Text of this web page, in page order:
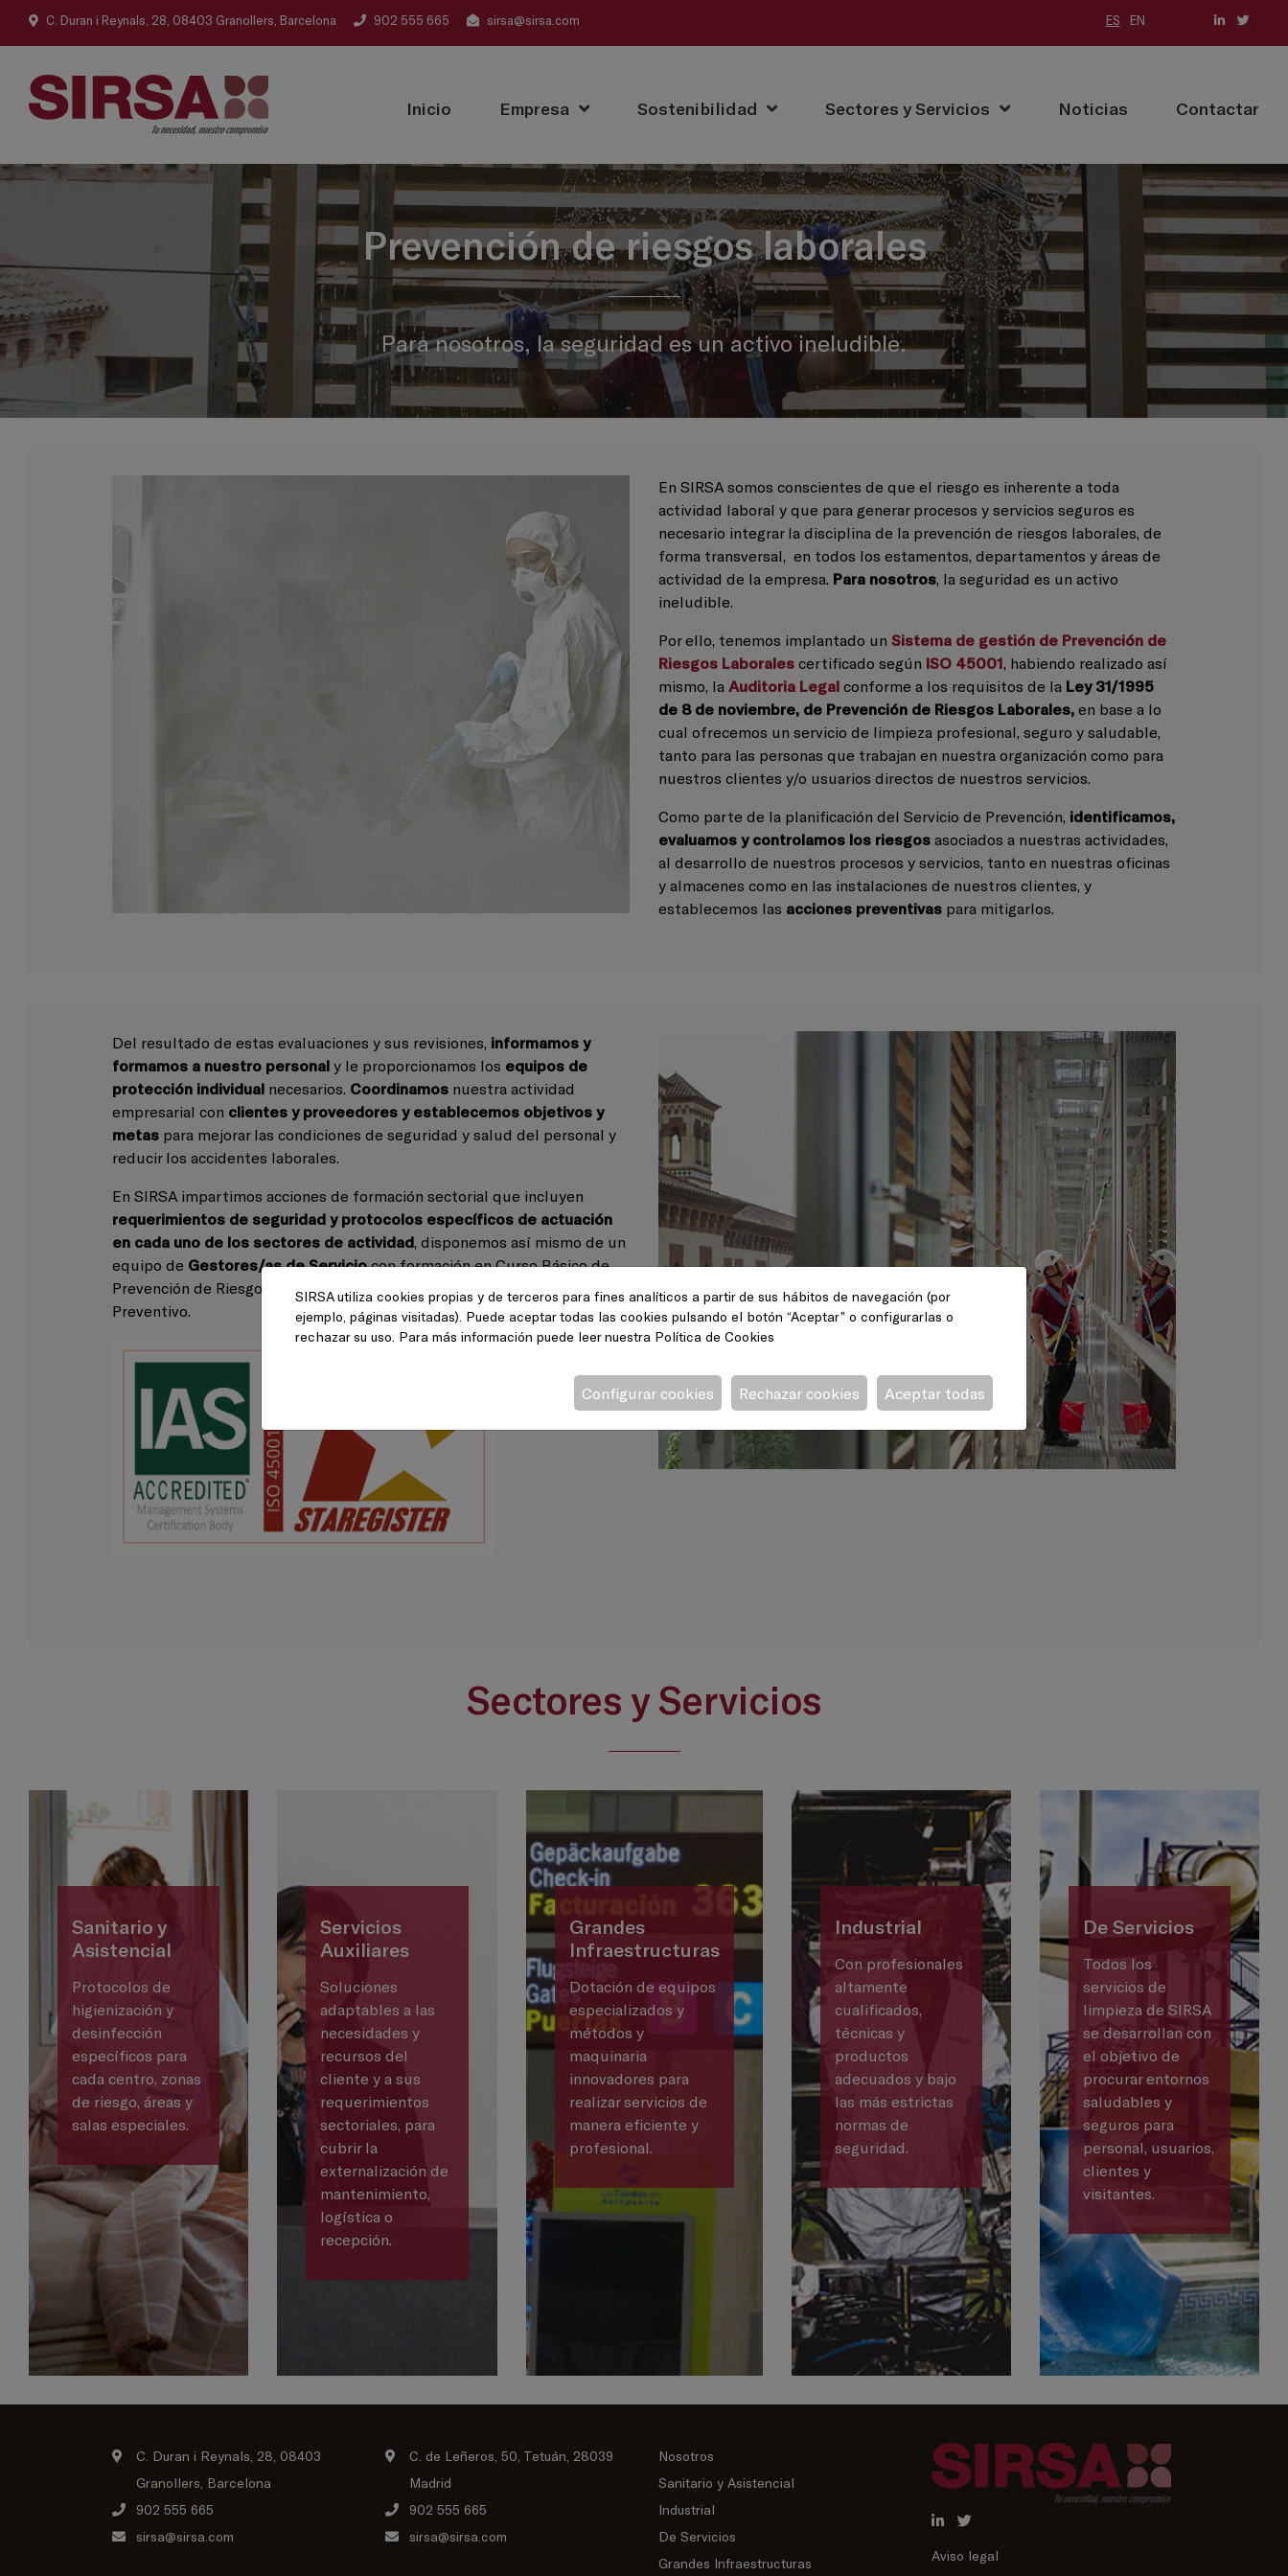
C. Duran i Reynals, 28, 08403 Granollers, Barcelona 902 555 665 sirsa@sirsa.com ES EN
Inicio Empresa Sostenibilidad Sectores y Servicios Noticias Contactar
Prevención de riesgos laborales
Para nosotros, la seguridad es un activo ineludible.
En SIRSA somos conscientes de que el riesgo es inherente a toda
actividad laboral y que para generar procesos y servicios seguros es
necesario integrar la disciplina de la prevención de riesgos laborales, de
forma transversal, en todos los estamentos, departamentos y áreas de
actividad de la empresa. Para nosotros, la seguridad es un activo
ineludible.
Por ello, tenemos implantado un Sistema de gestión de Prevención de
Riesgos Laborales certificado según ISO 45001, habiendo realizado así
mismo, la Auditoria Legal conforme a los requisitos de la Ley 31/1995
de 8 de noviembre, de Prevención de Riesgos Laborales, en base a lo
cual ofrecemos un servicio de limpieza profesional, seguro y saludable,
tanto para las personas que trabajan en nuestra organización como para
nuestros clientes y/o usuarios directos de nuestros servicios.
Como parte de la planificación del Servicio de Prevención, identificamos,
evaluamos y controlamos los riesgos asociados a nuestras actividades,
al desarrollo de nuestros procesos y servicios, tanto en nuestras oficinas
y almacenes como en las instalaciones de nuestros clientes, y
establecemos las acciones preventivas para mitigarlos.
Del resultado de estas evaluaciones y sus revisiones, informamos y
formamos a nuestro personal y le proporcionamos los equipos de
protección individual necesarios. Coordinamos nuestra actividad
empresarial con clientes y proveedores y establecemos objetivos y
metas para mejorar las condiciones de seguridad y salud del personal y
reducir los accidentes laborales.
En SIRSA impartimos acciones de formación sectorial que incluyen
requerimientos de seguridad y protocolos específicos de actuación
en cada uno de los sectores de actividad, disponemos así mismo de un
equipo de Gestores/as de Serviciocon formación en Curso Básico de
Prevención de Riesgos Laborales para poder ejercer como Recurso
Preventivo.
Sectores y Servicios
Sanitario y
Asistencial
Protocolos de
higienización y
desinfección
específicos para
cada centro, zonas
de riesgo, áreas y
salas especiales.
Servicios
Auxiliares
Soluciones
adaptables a las
necesidades y
recursos del
cliente y a sus
requerimientos
sectoriales, para
cubrir la
externalización de
mantenimiento,
logística o
recepción.
Grandes
Infraestructuras
Dotación de equipos
especializados y
métodos y
maquinaria
innovadores para
realizar servicios de
manera eficiente y
profesional.
Industrial
Con profesionales
altamente
cualificados,
técnicas y
productos
adecuados y bajo
las más estrictas
normas de
seguridad.
De Servicios
Todos los
servicios de
limpieza de SIRSA
se desarrollan con
el objetivo de
procurar entornos
saludables y
seguros para
personal, usuarios,
clientes y
visitantes.
C. Duran i Reynals, 28, 08403
Granollers, Barcelona
902 555 665
sirsa@sirsa.com
C. de Leñeros, 50, Tetuán, 28039
Madrid
902 555 665
sirsa@sirsa.com
Nosotros
Sanitario y Asistencial
Industrial
De Servicios
Grandes Infraestructuras
Aviso legal
SIRSA utiliza cookies propias y de terceros para fines analíticos a partir de sus hábitos de navegación (por
ejemplo, páginas visitadas). Puede aceptar todas las cookies pulsando el botón “Aceptar” o configurarlas o
rechazar su uso. Para más información puede leer nuestra Política de Cookies
Aceptar todas
Rechazar cookies
Configurar cookies